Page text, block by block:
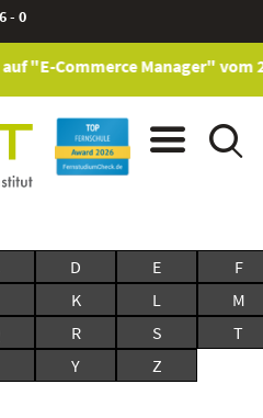
- 0
"E-Commerce Manager" vom
D E
F
K L
M
R S
T
Y Z